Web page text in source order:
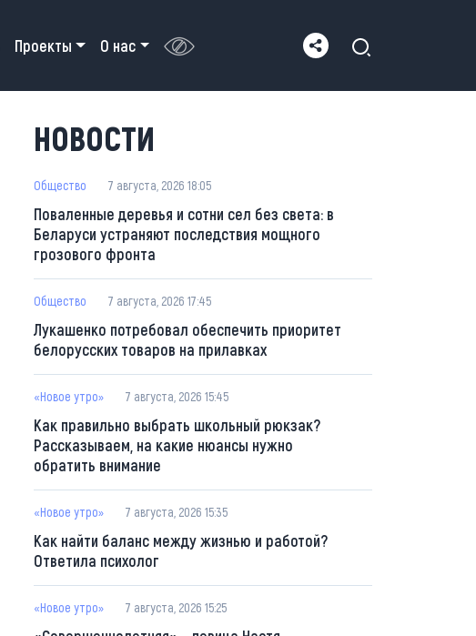
Проекты О нас
НОВОСТИ
Общество 7 августа, 2026 18:05
Поваленные деревья и сотни сел без света: в
Беларуси устраняют последствия мощного
грозового фронта
Общество 7 августа, 2026 17:45
Лукашенко потребовал обеспечить приоритет
белорусских товаров на прилавках
«Новое утро» 7 августа, 2026 15:45
Как правильно выбрать школьный рюкзак?
Рассказываем, на какие нюансы нужно
обратить внимание
«Новое утро» 7 августа, 2026 15:35
Как найти баланс между жизнью и работой?
Ответила психолог
«Новое утро» 7 августа, 2026 15:25